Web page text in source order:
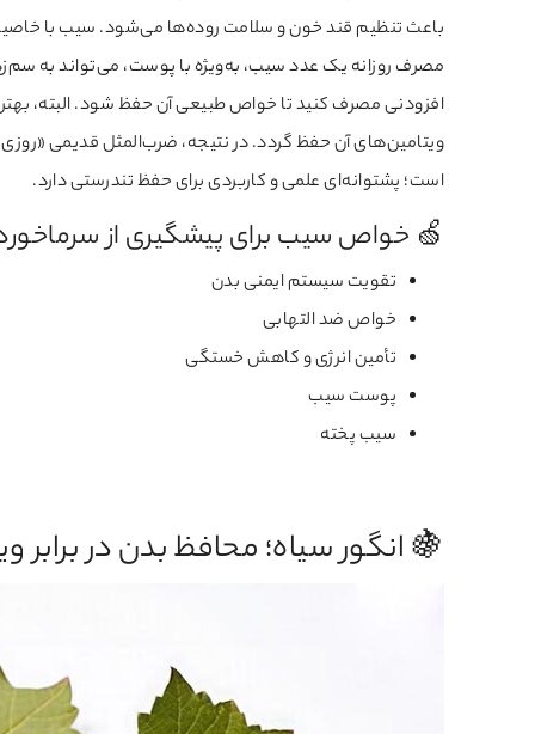
باعث تنظیم قند خون و سلامت روده‌ها می‌شود. سیب با
مصرف روزانه یک عدد سیب، به‌ویژه با پوست، می‌تواند به
افزودنی مصرف کنید تا خواص طبیعی آن حفظ شود. البته،
ویتامین‌های آن حفظ گردد. در نتیجه، ضرب‌المثل قدیمی
است؛ پشتوانه‌ای علمی و کاربردی برای حفظ تندرستی دارد.
🍏 خواص سیب برای پیشگیری از
تقویت سیستم ایمنی بدن
خواص ضد التهابی
تأمین انرژی و کاهش خستگی
پوست سیب
سیب پخته
🍇 انگور سیاه؛ محافظ بدن در